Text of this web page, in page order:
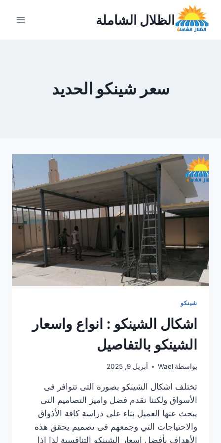
التجاوز
المحتوى
الظلال الشاملة
سعر شينكو الحديد
شينكو
اشكال الشينكو : انواع واسعار
الشينكو بالتفاصيل
بواسطة Wael أبريل 9, 2025
تختلف اشكال الشينكو بصورة التى تتوافر فى
الأسواق ولكننا نقدم فضل واميز التصاميم التى
يبحث عنها العميل بناء على دراسة كافة الأذواق
والاحتياجات التي وجمعهم فى تصميم يحقق هذه
الأهداف بأفضل اسعار الشينكو التنافسية لذا إذا